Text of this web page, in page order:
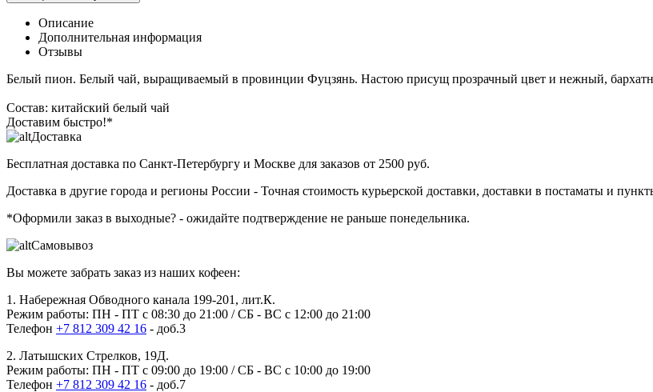
Описание
Дополнительная информация
Отзывы
Белый пион. Белый чай, выращиваемый в провинции Фуцзянь. Настою присущ прозрачный цвет и нежный,
Состав: китайский белый чай
Доставим быстро!*
Доставка
Бесплатная доставка по Санкт-Петербургу и Москве для заказов от 2500 руб.
Доставка в другие города и регионы России - Точная стоимость курьерской доставки, доставки в постаматы и
*Оформили заказ в выходные? - ожидайте подтверждение не раньше понедельника.
Самовывоз
Вы можете забрать заказ из наших кофеен:
1. Набережная Обводного канала 199-201, лит.К.
Режим работы: ПН - ПТ с 08:30 до 21:00 / СБ - ВС с 12:00 до 21:00
Телефон +7 812 309 42 16 - доб.3
2. Латышских Стрелков, 19Д.
Режим работы: ПН - ПТ с 09:00 до 19:00 / СБ - ВС с 10:00 до 19:00
Телефон +7 812 309 42 16 - доб.7